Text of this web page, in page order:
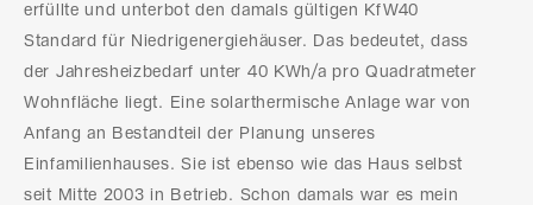
erfüllte und unterbot den damals gültigen KfW40
Standard für Niedrigenergiehäuser. Das bedeutet, dass
der Jahresheizbedarf unter 40 KWh/a pro Quadratmeter
Wohnfläche liegt. Eine solarthermische Anlage war von
Anfang an Bestandteil der Planung unseres
Einfamilienhauses. Sie ist ebenso wie das Haus selbst
seit Mitte 2003 in Betrieb. Schon damals war es mein